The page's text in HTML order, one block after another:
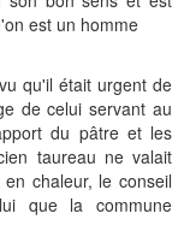
est un homme
qu'il était urgent de
de celui servant au
du pâtre et les
taureau ne valait
chaleur, le conseil
que la commune